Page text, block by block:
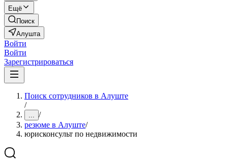
Ещё
Поиск
Алушта
Войти
Войти
Зарегистрироваться
Поиск сотрудников в Алуште
/
... /
резюме в Алуште/
юрисконсульт по недвижимости